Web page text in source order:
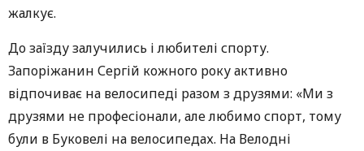
жалкує.
До заїзду залучились і любителі спорту.
Запоріжанин Сергій кожного року активно
відпочиває на велосипеді разом з друзями: «Ми з
друзями не професіонали, але любимо спорт, тому
були в Буковелі на велосипедах. На Велодні